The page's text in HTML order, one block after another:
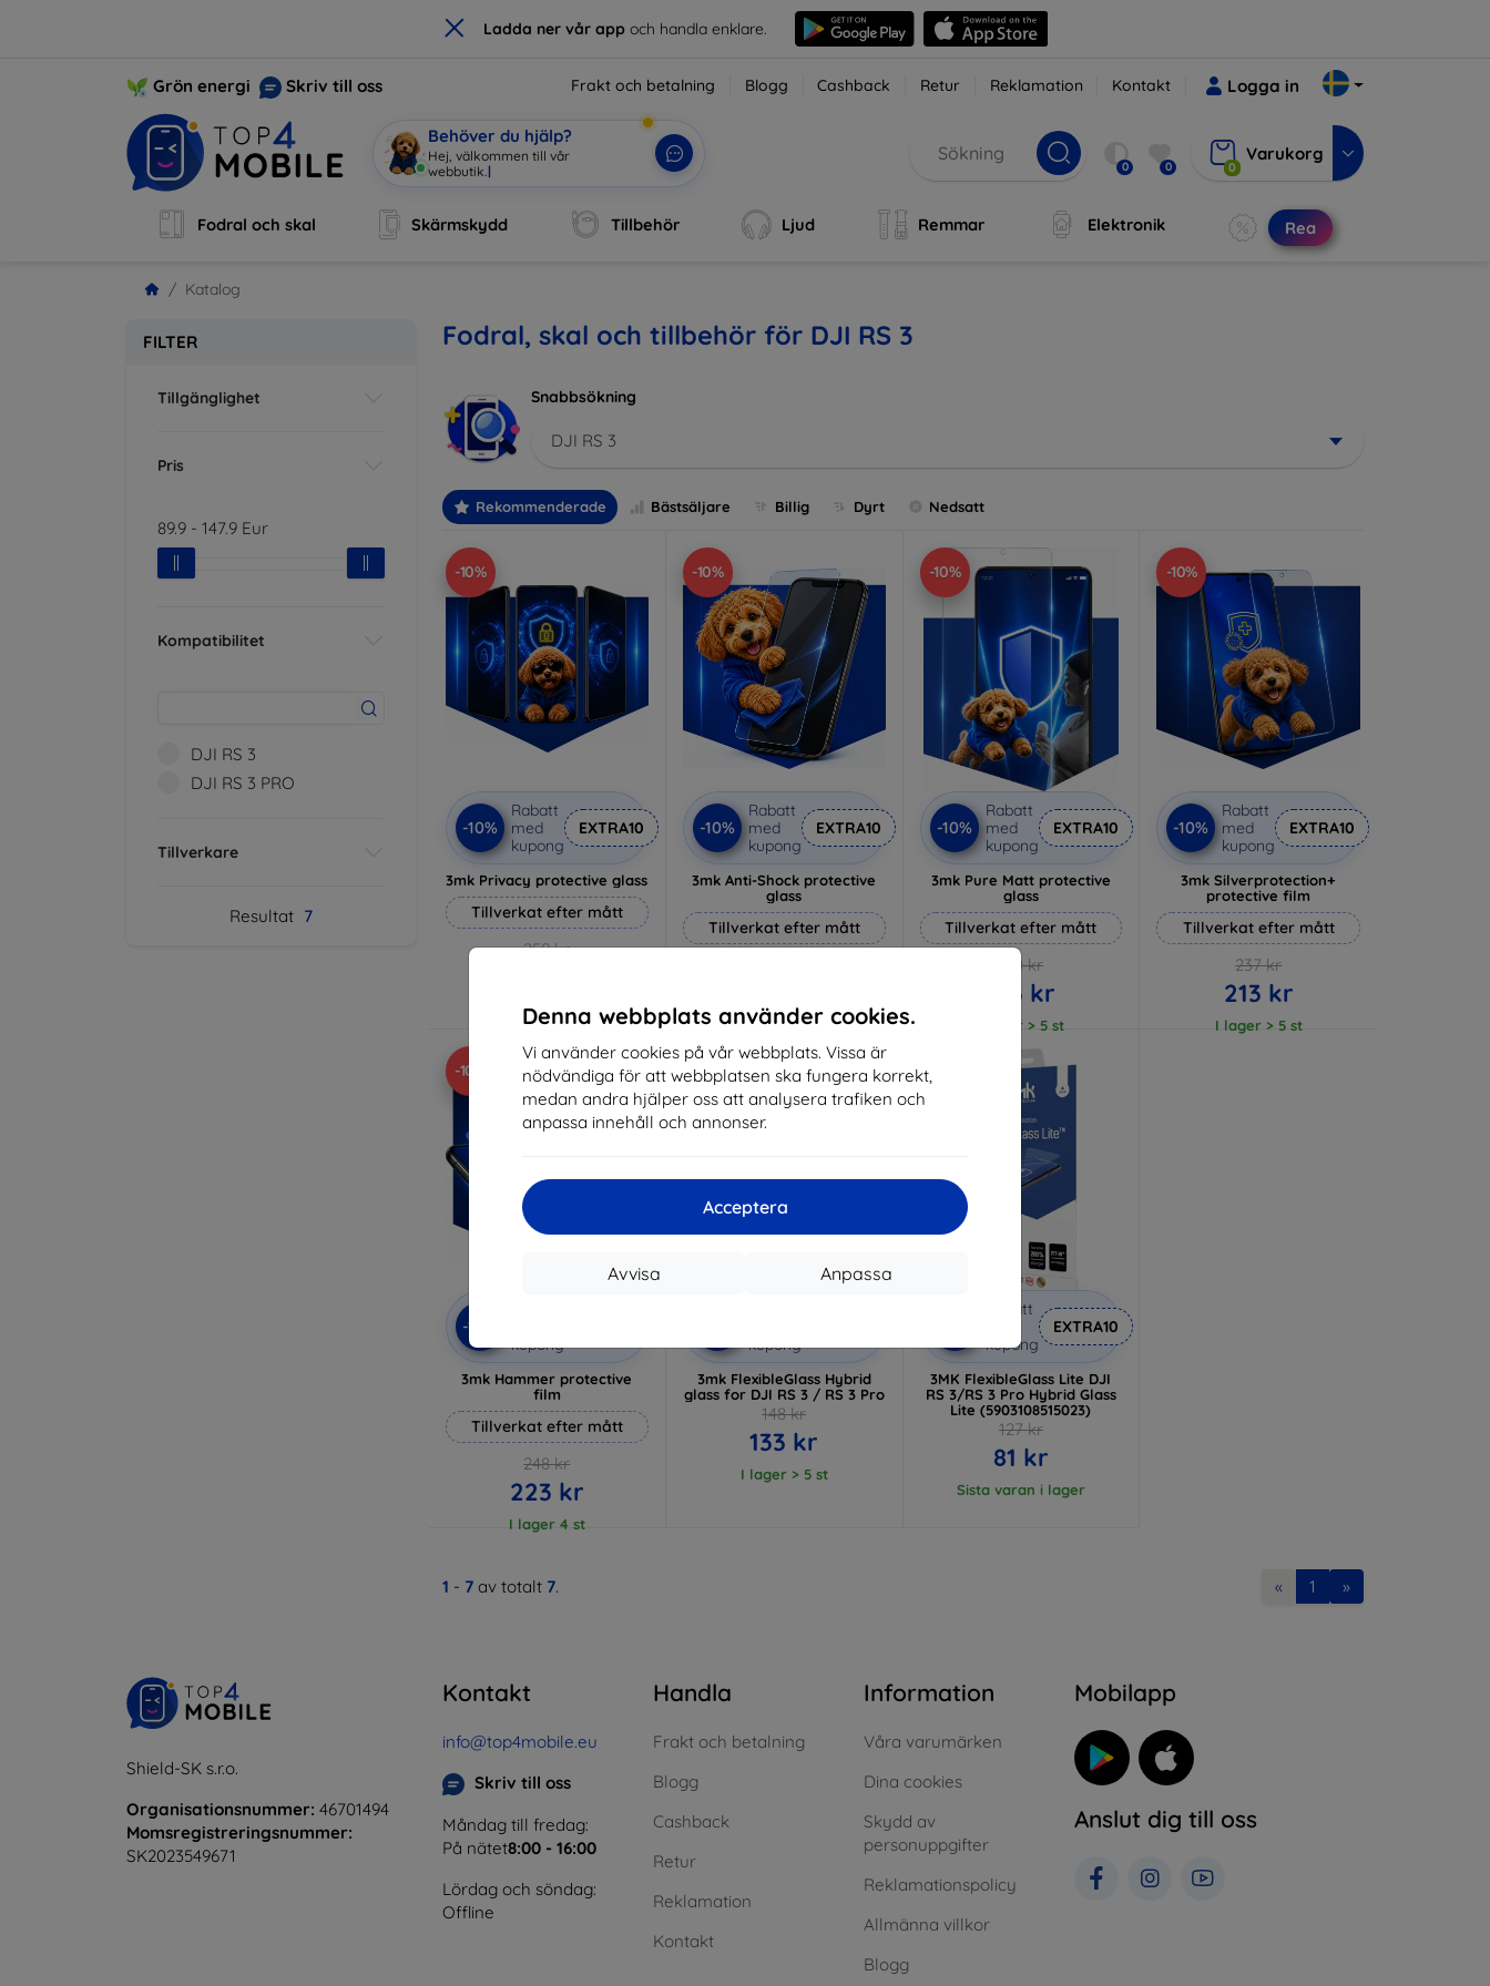
× Ladda ner vår app och handla enklare.
Denna webbplats använder cookies.
Vi använder cookies på vår webbplats. Vissa är
nödvändiga för att webbplatsen ska fungera korrekt,
medan andra hjälper oss att analysera trafiken och
anpassa innehåll och annonser.
Acceptera
Anpassa
Avvisa
Grön energi Skriv till oss Frakt och betalning Blogg Cashback Retur Reklamation Kontakt Logga in
Behöver du hjälp?
Hej, välkommen till vår webb 0 0 0
Varukorg
Fodral och skal Skärmskydd Tillbehör Ljud Remmar Elektronik Rea
Katalog
FILTER
Tillgänglighet
Pris
89.9 - 147.9 Eur
Kompatibilitet
DJI RS 3
DJI RS 3 PRO
Tillverkare
Resultat 7
Fodral, skal och tillbehör för DJI RS 3
Snabbsökning
DJI RS 3
Rekommenderade Bästsäljare Billig Dyrt Nedsatt
-10%
-10%
Rabatt
med
kupong
EXTRA10
3mk Privacy protective glass
Tillverkat efter mått
259 kr
I lager 3 st
-10%
-10%
Rabatt
med
kupong
EXTRA10
3mk Anti-Shock protective
glass
Tillverkat efter mått
I lager > 5 st
-10%
-10%
Rabatt
med
kupong
EXTRA10
3mk Pure Matt protective
glass
Tillverkat efter mått
170 kr
153 kr
I lager > 5 st
-10%
-10%
Rabatt
med
kupong
EXTRA10
3mk Silverprotection+
protective film
Tillverkat efter mått
237 kr
213 kr
I lager > 5 st
-10%
-10%
kupong
3mk Hammer protective
film
Tillverkat efter mått
248 kr
223 kr
I lager 4 st
-10%
kupong
3mk FlexibleGlass Hybrid
glass for DJI RS 3 / RS 3 Pro
148 kr
133 kr
I lager > 5 st
-36%
Rabatt
kupong
EXTRA10
3MK FlexibleGlass Lite DJI
RS 3/RS 3 Pro Hybrid Glass
Lite (5903108515023)
127 kr
81 kr
Sista varan i lager
1 - 7 av totalt 7. « 1 »
Shield-SK s.r.o.
Organisationsnummer: 46701494
Momsregistreringsnummer:
SK2023549671
Kontakt
info@top4mobile.eu
Skriv till oss
Måndag till fredag:
På nätet8:00 - 16:00
Lördag och söndag:
Offline
Handla
Frakt och betalning
Blogg
Cashback
Retur
Reklamation
Kontakt
Information
Våra varumärken
Dina cookies
Skydd av
personuppgifter
Reklamationspolicy
Allmänna villkor
Blogg
Mobilapp
Anslut dig till oss